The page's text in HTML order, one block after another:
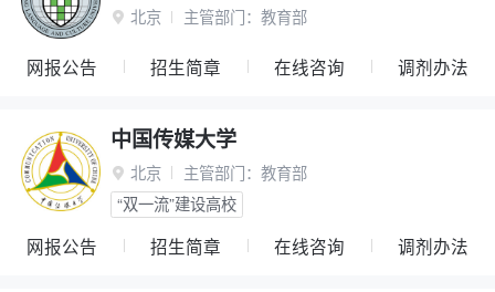
 北京 主管部门： 教育部
网报公告 招生简章 在线咨询 调剂办法
中国传媒大学
 北京 主管部门： 教育部
“双一流”建设高校
网报公告 招生简章 在线咨询 调剂办法